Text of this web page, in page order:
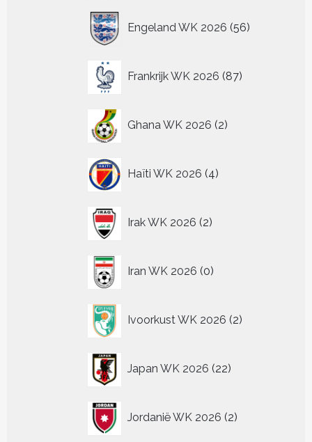
Engeland WK 2026 56
producten
Frankrijk WK 2026 87
producten
Ghana WK 2026 2
producten
Haïti WK 2026 4
producten
Irak WK 2026 2
producten
Iran WK 2026 0
producten
Ivoorkust WK 2026 2
producten
Japan WK 2026 22
producten
Jordanië WK 2026 2
producten